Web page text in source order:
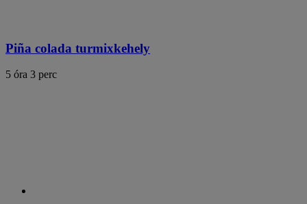
Piña colada turmixkehely
5 óra 3 perc